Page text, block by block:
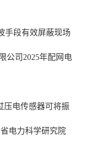
手段有效屏蔽现场
公司2025年配网电
压电传感器可将振
电力科学研究院